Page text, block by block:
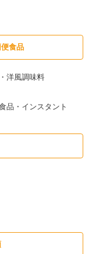
食品
洋風調味料
品・インスタント